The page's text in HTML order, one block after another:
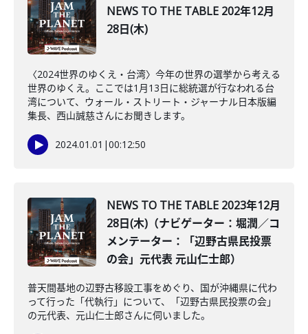
NEWS TO THE TABLE 202年12月
28日(木)
〈2024世界のゆくえ・台湾〉今年の世界の選挙から考える
世界のゆくえ。ここでは1月13日に総統選が行なわれる台
湾について、ウォール・ストリート・ジャーナル日本版編
集長、西山誠慈さんにお聞きします。
2024.01.01 |00:12:50
NEWS TO THE TABLE 2023年12月
28日(木)（ナビゲーター：堀潤／コ
メンテーター：「辺野古県民投票
の会」元代表 元山仁士郎）
普天間基地の辺野古移設工事をめぐり、国が沖縄県に代わ
って行った「代執行」について、「辺野古県民投票の会」
の元代表、元山仁士郎さんに伺いました。